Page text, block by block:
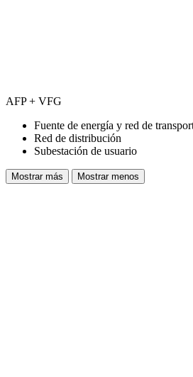
AFP + VFG
Fuente de energía y red de
Red de distribución
Subestación de usuario
Mostrar más Mostrar menos